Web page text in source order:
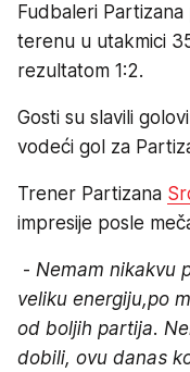
Fudbaleri
terenu u utakmici
rezultatom 1:2.
Gosti su slavili
vodeći gol za
Trener Partizana
impresije posle
- Nemam nikakvu
veliku energiju,po
od boljih partija.
dobili, ovu danas